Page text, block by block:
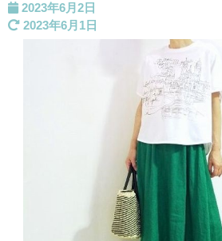
2023年6月2日
2023年6月1日